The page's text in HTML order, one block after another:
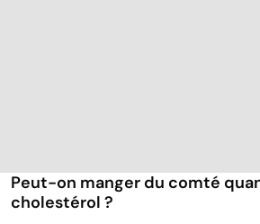
Peut-on manger du comté
cholestérol ?